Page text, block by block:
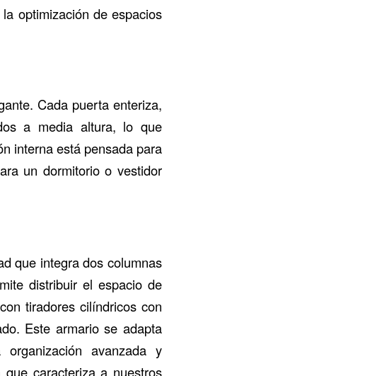
optimización de espacios
Cada puerta enteriza,
a media altura, lo que
interna está pensada para
un dormitorio o vestidor
que integra dos columnas
distribuir el espacio de
tiradores cilíndricos con
Este armario se adapta
avanzada y
caracteriza a nuestros